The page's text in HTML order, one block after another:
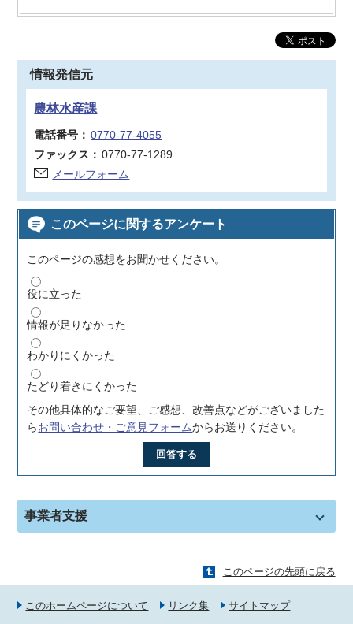
情報発信元
農林水産課
電話番号： 0770-77-4055
ファックス： 0770-77-1289
メールフォーム
このページに関するアンケート
このページの感想をお聞かせください。
役に立った
情報が足りなかった
わかりにくかった
たどり着きにくかった
その他具体的なご要望、ご感想、改善点などがございました
らお問い合わせ・ご意見フォームからお送りください。
回答する
事業者支援
このページの先頭に戻る
このホームページについて リンク集 サイトマップ